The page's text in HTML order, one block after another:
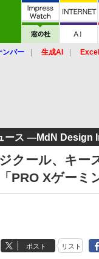
ンバー 生成AI Excel
ース ―MdN
クール、キー
PRO Xゲーミ
ポスト リスト